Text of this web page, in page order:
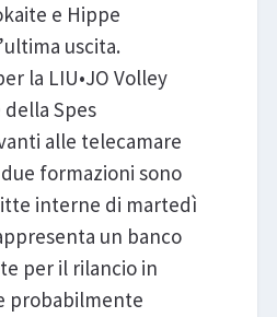
e Hippe
uscita.
la LIU•JO Volley
Spes
alle telecamare
formazioni sono
interne di martedì
un banco
per il rilancio in
probabilmente